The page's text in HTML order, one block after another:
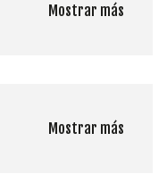
Mostrar más
Mostrar más